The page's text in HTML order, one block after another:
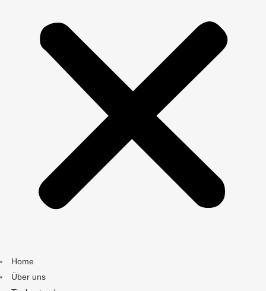
Home
Über uns